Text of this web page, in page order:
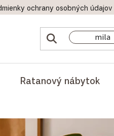
ochrany osobných údajov
Ratanový nábytok